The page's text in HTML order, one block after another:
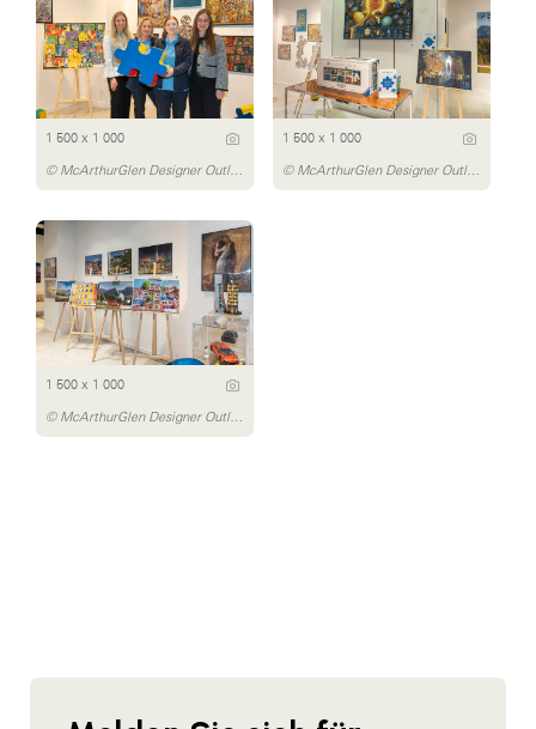
1 500 x 1 000
© McArthurGlen Designer Outlet Salzburg/Michael Preschl
1 500 x 1 000
© McArthurGlen Designer Outlet Salzburg/Michael Preschl
1 500 x 1 000
© McArthurGlen Designer Outlet Salzburg/Michael Preschl